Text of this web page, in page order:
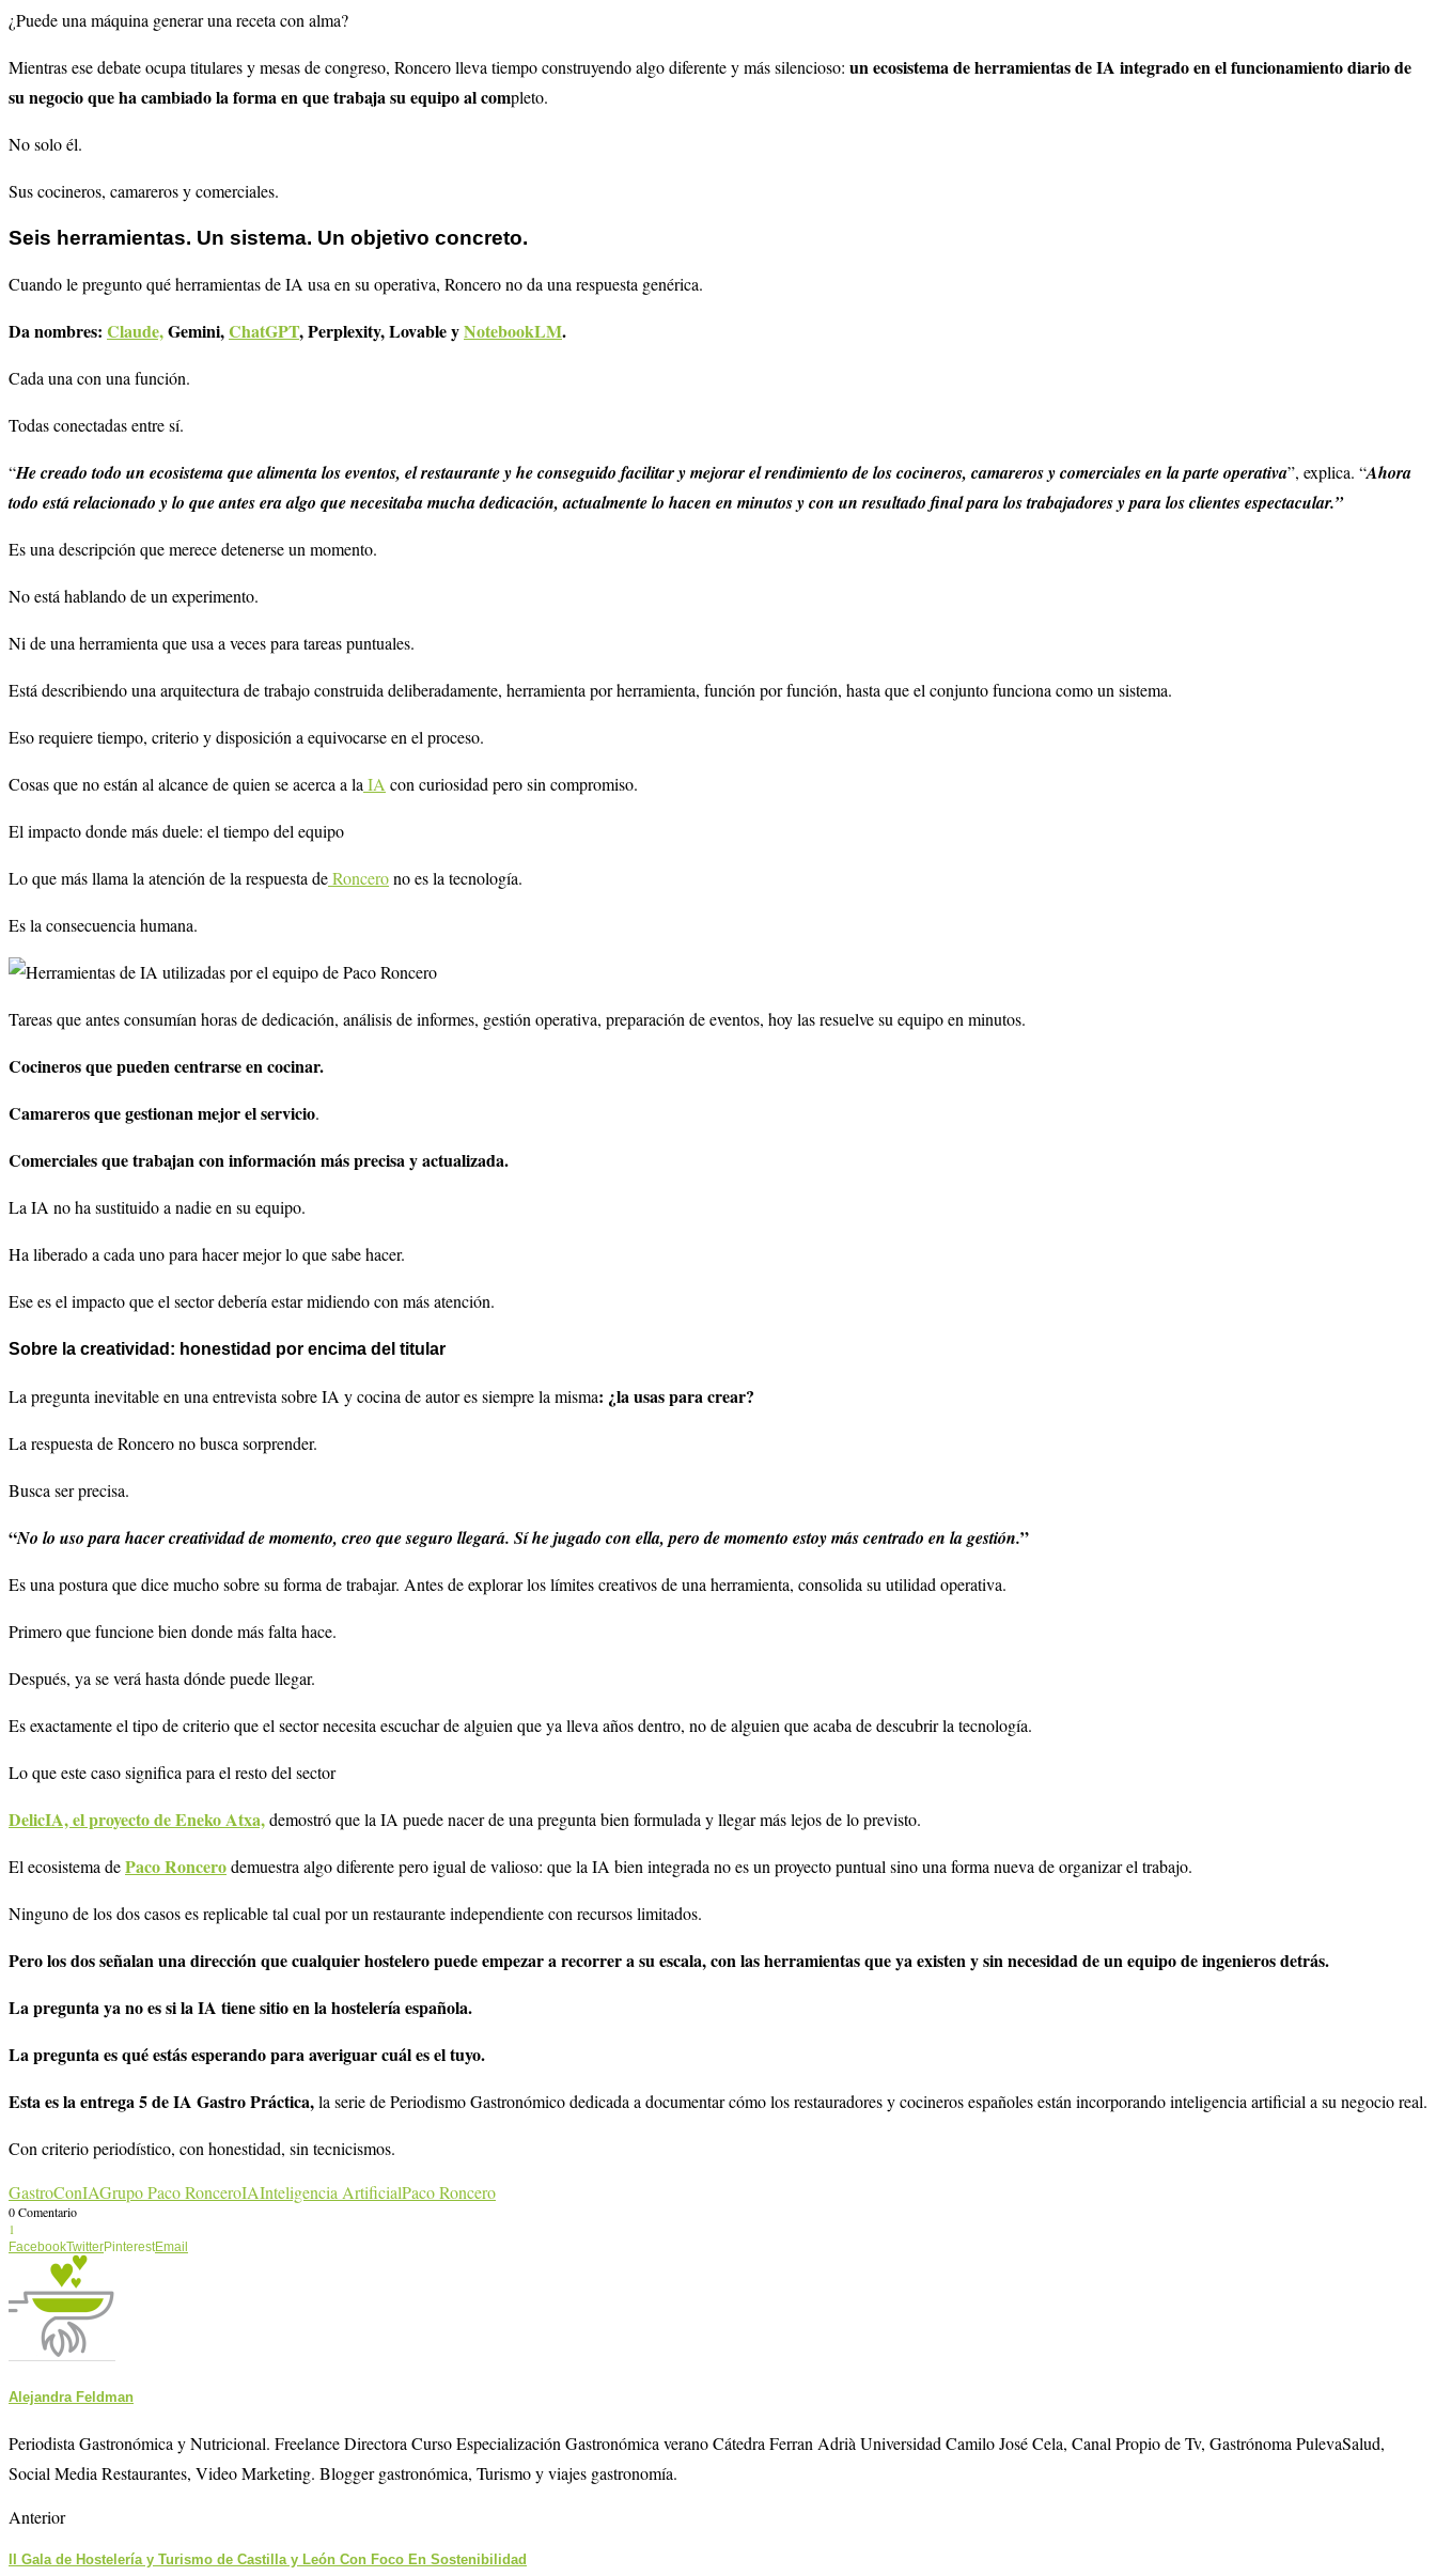
¿Puede una máquina generar una receta con alma?
Mientras ese debate ocupa titulares y mesas de congreso, Roncero lleva tiempo construyendo algo diferente y más silencioso: un ecosistema de herramientas de IA integrado en el funcionamiento diario de
su negocio que ha cambiado la forma en que trabaja su equipo al completo.
No solo él.
Sus cocineros, camareros y comerciales.
Seis herramientas. Un sistema. Un objetivo concreto.
Cuando le pregunto qué herramientas de IA usa en su operativa, Roncero no da una respuesta genérica.
Da nombres: Claude,Gemini,ChatGPT, Perplexity, Lovable yNotebookLM.
Cada una con una función.
Todas conectadas entre sí.
“He creado todo un ecosistema que alimenta los eventos, el restaurante y he conseguido facilitar y mejorar el rendimiento de los cocineros, camareros y comerciales en la parte operativa”, explica. “Ahora
todo está relacionado y lo que antes era algo que necesitaba mucha dedicación, actualmente lo hacen en minutos y con un resultado final para los trabajadores y para los clientes espectacular.”
Es una descripción que merece detenerse un momento.
No está hablando de un experimento.
Ni de una herramienta que usa a veces para tareas puntuales.
Está describiendo una arquitectura de trabajo construida deliberadamente, herramienta por herramienta, función por función, hasta que el conjunto funciona como un sistema.
Eso requiere tiempo, criterio y disposición a equivocarse en el proceso.
Cosas que no están al alcance de quien se acerca a laIA con curiosidad pero sin compromiso.
El impacto donde más duele: el tiempo del equipo
Lo que más llama la atención de la respuesta deRoncerono es la tecnología.
Es la consecuencia humana.
Tareas que antes consumían horas de dedicación, análisis de informes, gestión operativa, preparación de eventos, hoy las resuelve su equipo en minutos.
Cocineros que pueden centrarse en cocinar.
Camareros que gestionan mejor el servicio.
Comerciales que trabajan con información más precisa y actualizada.
La IA no ha sustituido a nadie en su equipo.
Ha liberado a cada uno para hacer mejor lo que sabe hacer.
Ese es el impacto que el sector debería estar midiendo con más atención.
Sobre la creatividad: honestidad por encima del titular
La pregunta inevitable en una entrevista sobre IA y cocina de autor es siempre la misma: ¿la usas para crear?
La respuesta de Roncero no busca sorprender.
Busca ser precisa.
“No lo uso para hacer creatividad de momento, creo que seguro llegará. Sí he jugado con ella, pero de momento estoy más centrado en la gestión.”
Es una postura que dice mucho sobre su forma de trabajar. Antes de explorar los límites creativos de una herramienta, consolida su utilidad operativa.
Primero que funcione bien donde más falta hace.
Después, ya se verá hasta dónde puede llegar.
Es exactamente el tipo de criterio que el sector necesita escuchar de alguien que ya lleva años dentro, no de alguien que acaba de descubrir la tecnología.
Lo que este caso significa para el resto del sector
DelicIA, el proyecto de Eneko Atxa,demostró que la IA puede nacer de una pregunta bien formulada y llegar más lejos de lo previsto.
El ecosistema dePaco Roncerodemuestra algo diferente pero igual de valioso: que la IA bien integrada no es un proyecto puntual sino una forma nueva de organizar el trabajo.
Ninguno de los dos casos es replicable tal cual por un restaurante independiente con recursos limitados.
Pero los dos señalan una dirección que cualquier hostelero puede empezar a recorrer a su escala, con las herramientas que ya existen y sin necesidad de un equipo de ingenieros detrás.
La pregunta ya no es si la IA tiene sitio en la hostelería española.
La pregunta es qué estás esperando para averiguar cuál es el tuyo.
Esta es la entrega 5 de IA Gastro Práctica,la serie de Periodismo Gastronómico dedicada a documentar cómo los restauradores y cocineros españoles están incorporando inteligencia artificial a su negocio real.
Con criterio periodístico, con honestidad, sin tecnicismos.
GastroConIAGrupo Paco RonceroIAInteligencia ArtificialPaco Roncero
0 Comentario
1
FacebookTwitterPinterestEmail
Alejandra Feldman
Periodista Gastronómica y Nutricional. Freelance Directora Curso Especialización Gastronómica verano Cátedra Ferran Adrià Universidad Camilo José Cela, Canal Propio de Tv, Gastrónoma PulevaSalud,
Social Media Restaurantes, Video Marketing. Blogger gastronómica, Turismo y viajes gastronomía.
Anterior
II Gala de Hostelería y Turismo de Castilla y León Con Foco En Sostenibilidad